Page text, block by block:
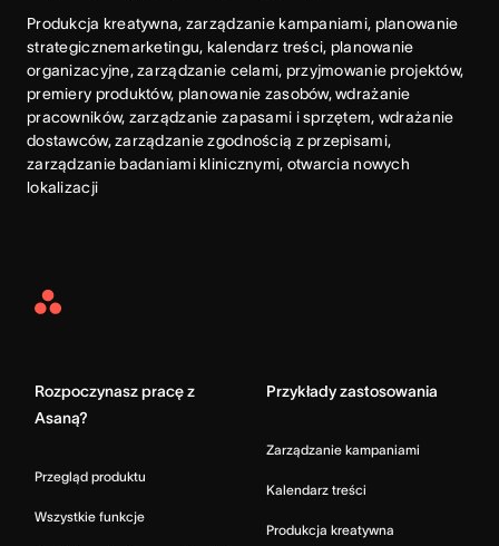
Produkcja kreatywna, zarządzanie kampaniami, planowanie
strategicznemarketingu, kalendarz treści, planowanie
organizacyjne, zarządzanie celami, przyjmowanie projektów,
premiery produktów, planowanie zasobów, wdrażanie
pracowników, zarządzanie zapasami i sprzętem, wdrażanie
dostawców, zarządzanie zgodnością z przepisami,
zarządzanie badaniami klinicznymi, otwarcia nowych
lokalizacji
Asana
Rozpoczynasz pracę z
Asaną?
Przegląd produktu
Wszystkie funkcje
Przykłady zastosowania
Zarządzanie kampaniami
Kalendarz treści
Produkcja kreatywna